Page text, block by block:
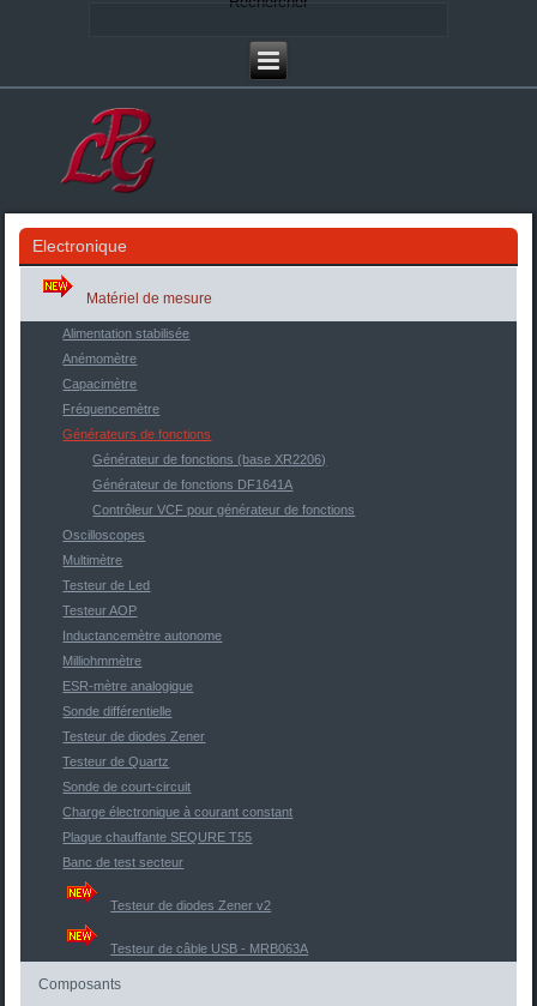
Electronique
Matériel de mesure
Alimentation stabilisée
Anémomètre
Capacimètre
Fréquencemètre
Générateurs de fonctions
Générateur de fonctions (base XR2206)
Générateur de fonctions DF1641A
Contrôleur VCF pour générateur de fonctions
Oscilloscopes
Multimètre
Testeur de Led
Testeur AOP
Inductancemètre autonome
Milliohmmètre
ESR-mètre analogique
Sonde différentielle
Testeur de diodes Zener
Testeur de Quartz
Sonde de court-circuit
Charge électronique à courant constant
Plaque chauffante SEQURE T55
Banc de test secteur
Testeur de diodes Zener v2
Testeur de câble USB - MRB063A
Composants